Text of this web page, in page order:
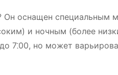
Он оснащен
и ночным (более
7⁚00, но может